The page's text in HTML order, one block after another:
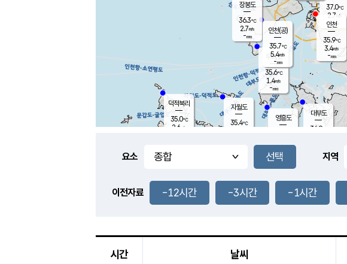
풍도
0.7m/s
무의도
35.6℃
1.4m/s
-mm
영흥도
자월도
35.4℃
장봉도
36.3℃
2.7m/s
-mm
대부도
36.9
-
37.0℃
2.7 m/s
-mm
덕적북리
35.0℃
2.6 m/s
인천(공)
35.7℃
5.4m/s
-mm
인천
35.9℃
3.4m/s
-mm
요소 지역
이전자료 -12시간 -3시간 -1시간
시간 날씨